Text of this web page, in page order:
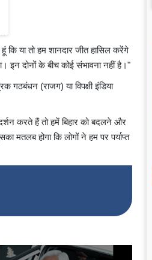
कि या तो हम शानदार जीत हासिल करेंगे
इन दोनों के बीच कोई संभावना नहीं है।"
गठबंधन (राजग) या विपक्षी इंडिया
करते हैं तो हमें बिहार को बदलने और
होगा कि लोगों ने हम पर पर्याप्त